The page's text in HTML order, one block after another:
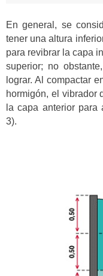
En general, se
tener una altura
para revibrar la capa
superior; no
lograr. Al compactar
hormigón, el vibrador
la capa anterior
3).